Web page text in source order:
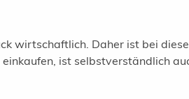
wirtschaftlich. Daher ist bei
ist selbstverständlich